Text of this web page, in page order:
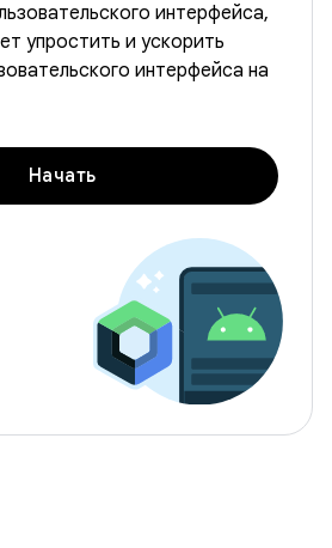
интерфейса,
упростить и ускорить
интерфейса на
Начать